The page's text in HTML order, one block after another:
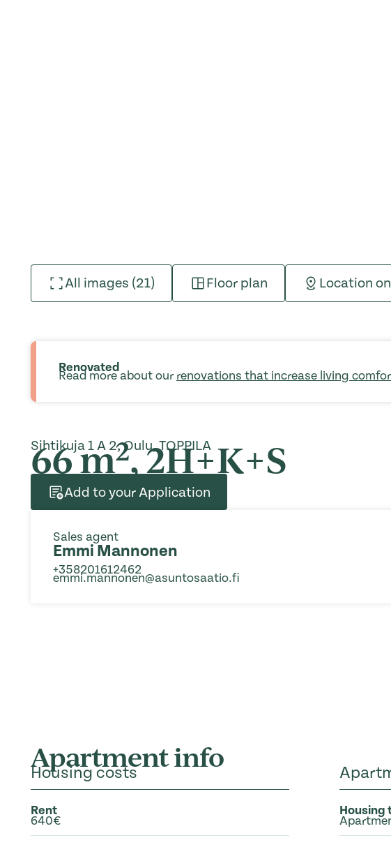
All images (21) Floor plan Location
Renovated
Read more about ourrenovations that increase living
Sihtikuja 1 A 2, Oulu, TOPPILA
66 m2, 2H+K+S
Add to your Application
Sales agent
Emmi Mannonen
+358201612462
emmi.mannonen@asuntosaatio.fi
Apartment info
Housing costs
Rent
640€
Housing